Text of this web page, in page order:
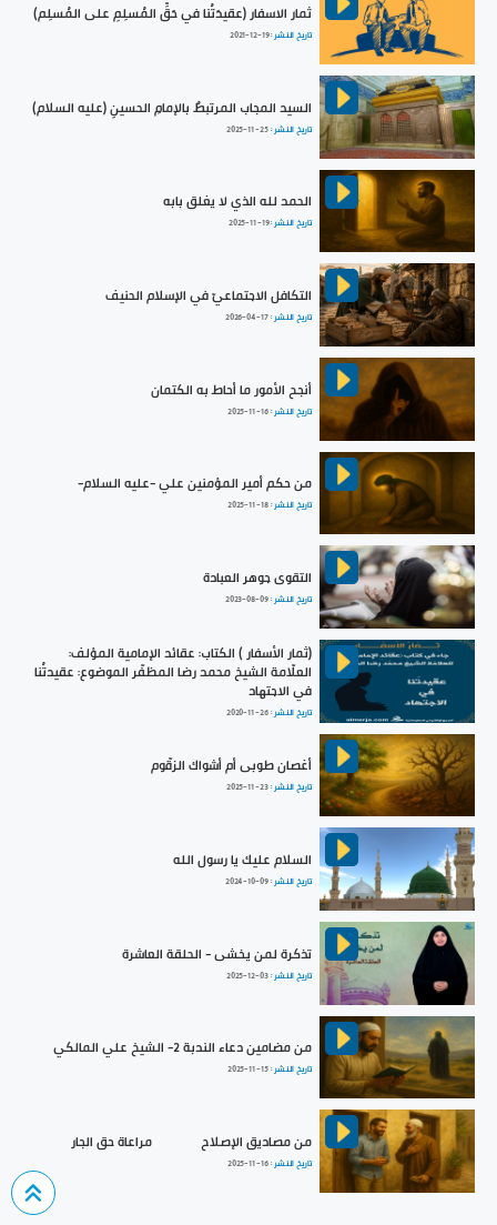
ثمار الاسفار (عقيدَتُنا في حَقِّ المُسلِمِ على المُسلِم)
تاريخ النشر :2021-12-19
السيد المجاب المرتبطُ بالإمامِ الحسينِ (عليه السلام)
تاريخ النشر :2025-11-25
الحمد لله الذي لا يغلق بابه
تاريخ النشر :2025-11-19
التكافل الاجتماعيّ في الإسلام الحنيف
تاريخ النشر :2026-04-17
أنجح الأمور ما أحاط به الكتمان
تاريخ النشر :2025-11-16
من حكم أمير المؤمنين علي -عليه السلام-
تاريخ النشر :2025-11-18
التقوى جوهر العبادة
تاريخ النشر :2023-08-09
(ثمار الأسفار ) الكتاب: عقائد الإمامية المؤلف:
العلّامة الشيخ محمد رضا المظفّر الموضوع: عقيدتُنا
في الاجتهاد
تاريخ النشر :2020-11-26
أغصان طوبى أم أشواك الزقّوم
تاريخ النشر :2025-11-23
السلام عليك يا رسول الله
تاريخ النشر :2024-10-09
تذكرة لمن يخشى - الحلقة العاشرة
تاريخ النشر :2025-12-03
من مضامين دعاء الندبة 2- الشيخ علي المالكي
تاريخ النشر :2025-11-15
من مصاديق الإصلاح || مراعاة حق الجار
تاريخ النشر :2025-11-16